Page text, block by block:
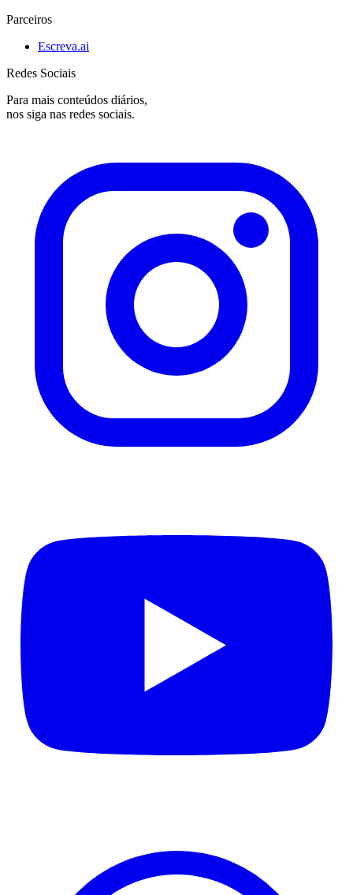
Parceiros
Escreva.ai
Redes Sociais
Para mais conteúdos diários,
nos siga nas redes sociais.